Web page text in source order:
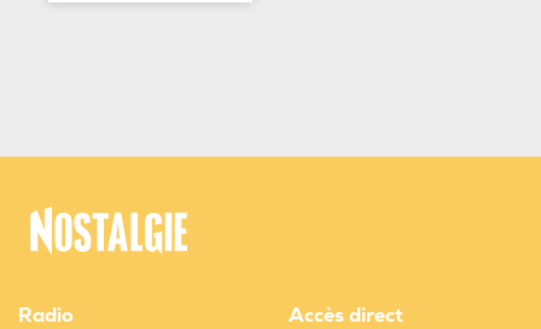
Radio Accès direct